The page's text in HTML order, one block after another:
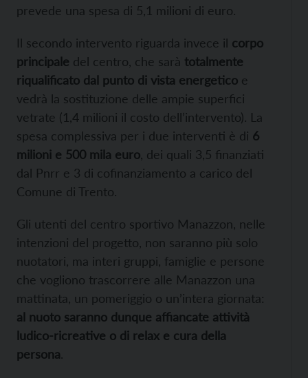
prevede una spesa di 5,1 milioni di euro.
Il secondo intervento riguarda invece il corpo
principale del centro, che sarà totalmente
riqualificato dal punto di vista energetico e
vedrà la sostituzione delle ampie superfici
vetrate (1,4 milioni il costo dell’intervento). La
spesa complessiva per i due interventi è di 6
milioni e 500 mila euro , dei quali 3,5 finanziati
dal Pnrr e 3 di cofinanziamento a carico del
Comune di Trento.
Gli utenti del centro sportivo Manazzon, nelle
intenzioni del progetto, non saranno più solo
nuotatori, ma interi gruppi, famiglie e persone
che vogliono trascorrere alle Manazzon una
mattinata, un pomeriggio o un’intera giornata:
al nuoto saranno dunque affiancate attività
ludico-ricreative o di relax e cura della
persona.